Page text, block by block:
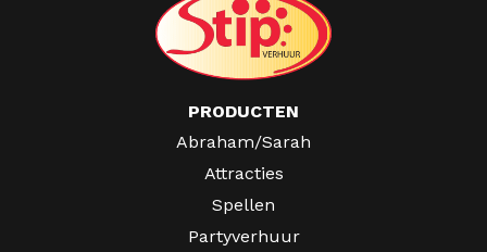
PRODUCTEN
Abraham/Sarah
Attracties
Spellen
Partyverhuur